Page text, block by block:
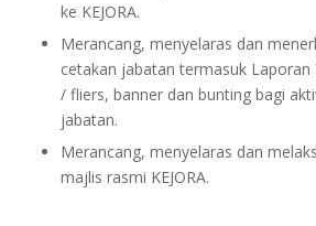
ke KEJORA.
Merancang, menyelaras dan
cetakan jabatan termasuk
/ fliers, banner dan bunting bagi
jabatan.
Merancang, menyelaras dan
majlis rasmi KEJORA.